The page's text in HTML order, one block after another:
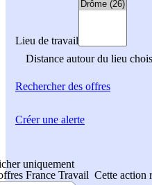
Lieu de travail
Distance autour du lieu
Rechercherdes offres
uniquement
France Travail Cette action
Créer une alerte